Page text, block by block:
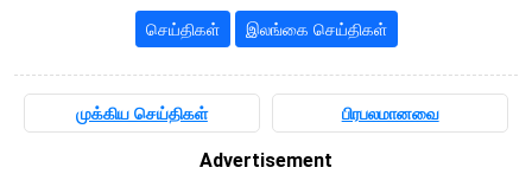
செய்திகள் இலங்கை செய்திகள்
முக்கிய செய்திகள் பிரபலமானவை
Advertisement